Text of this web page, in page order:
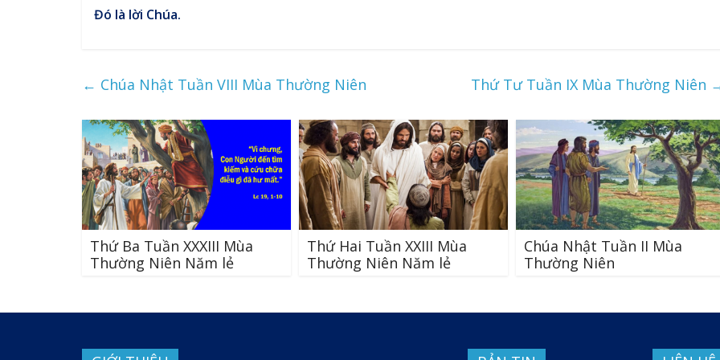
Đó là lời Chúa.
← Chúa Nhật Tuần VIII Mùa Thường Niên Thứ Tư Tuần IX Mùa Thường Niên
Thứ Ba Tuần XXXIII Mùa
Thường Niên Năm lẻ
Thứ Hai Tuần XXIII Mùa
Thường Niên Năm lẻ
Chúa Nhật Tuần II Mùa
Thường Niên